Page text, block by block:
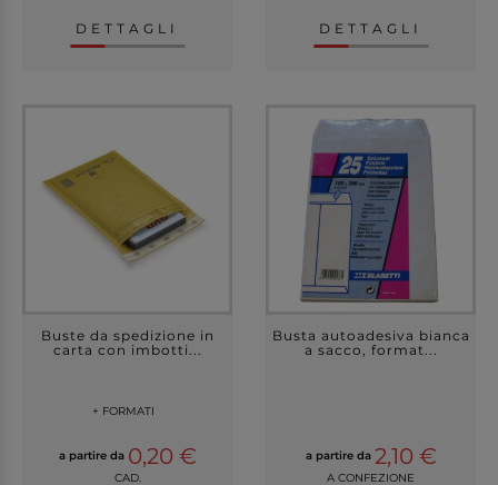
DETTAGLI DETTAGLI
Buste da spedizione in
carta con imbotti...
+ FORMATI
a partire da 0,20 €
CAD.
Busta autoadesiva bianca
a sacco, format...
a partire da 2,10 €
A CONFEZIONE